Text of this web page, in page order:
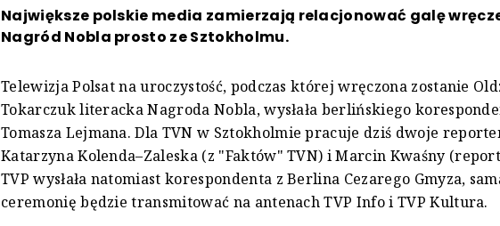
Największe polskie media zamierzają relacjonować galę
Nagród Nobla prosto ze Sztokholmu.
Telewizja Polsat na uroczystość, podczas której wręczona zostanie
Tokarczuk literacka Nagroda Nobla, wysłała berlińskiego
Tomasza Lejmana. Dla TVN w Sztokholmie pracuje dziś dwoje
Katarzyna Kolenda–Zaleska (z "Faktów" TVN) i Marcin Kwaśny
TVP wysłała natomiast korespondenta z Berlina Cezarego Gmyza,
ceremonię będzie transmitować na antenach TVP Info i TVP Kultura.